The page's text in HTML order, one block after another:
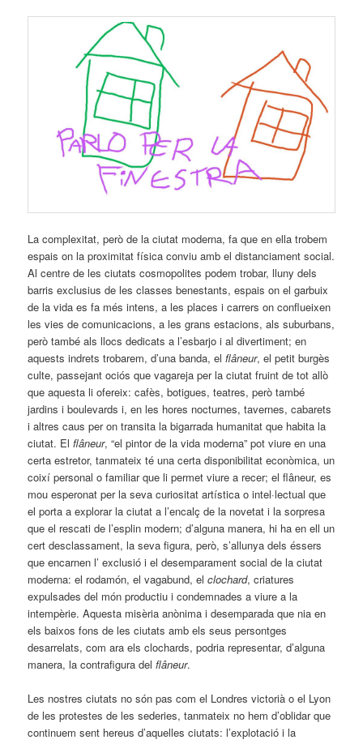
La complexitat, però de la ciutat moderna, fa que en ella trobem
espais on la proximitat física conviu amb el distanciament social.
Al centre de les ciutats cosmopolites podem trobar, lluny dels
barris exclusius de les classes benestants, espais on el garbuix
de la vida es fa més intens, a les places i carrers on conflueixen
les vies de comunicacions, a les grans estacions, als suburbans,
però també als llocs dedicats a l’esbarjo i al divertiment; en
aquests indrets trobarem, d’una banda, elflâneur, el petit burgès
culte, passejant ociós que vagareja per la ciutat fruint de tot allò
que aquesta li ofereix: cafès, botigues, teatres, però també
jardins i boulevards i, en les hores nocturnes, tavernes, cabarets
i altres caus per on transita la bigarrada humanitat que habita la
ciutat. Elflâneur, “el pintor de la vida moderna” pot viure en una
certa estretor, tanmateix té una certa disponibilitat econòmica, un
coixí personal o familiar que li permet viure a recer; el flâneur, es
mou esperonat per la seva curiositat artística o intel·lectual que
el porta a explorar la ciutat a l’encalç de la novetat i la sorpresa
que el rescati de l’esplin modern; d’alguna manera, hi ha en ell un
cert desclassament, la seva figura, però, s’allunya dels éssers
que encarnen l’ exclusió i el desemparament social de la ciutat
moderna: el rodamón, el vagabund, elclochard, criatures
expulsades del món productiu i condemnades a viure a la
intempèrie. Aquesta misèria anònima i desemparada que nia en
els baixos fons de les ciutats amb els seus persontges
desarrelats, com ara els clochards, podria representar, d’alguna
manera, la contrafigura delflâneur.
Les nostres ciutats no són pas com el Londres victorià o el Lyon
de les protestes de les sederies, tanmateix no hem d’oblidar que
continuem sent hereus d’aquelles ciutats: l’explotació i la